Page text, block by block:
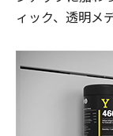
ィック、透明メ